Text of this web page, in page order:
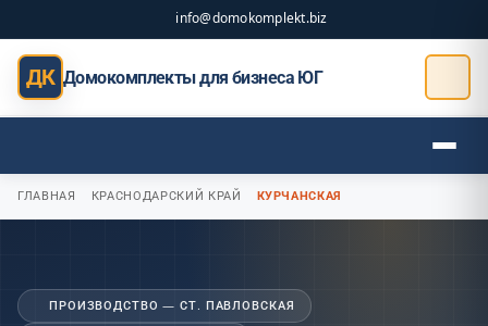
info@domokomplekt.biz
ДК Домокомплекты для бизнеса ЮГ
ГЛАВНАЯ КРАСНОДАРСКИЙ КРАЙ КУРЧАНСКАЯ
ПРОИЗВОДСТВО — СТ. ПАВЛОВСКАЯ